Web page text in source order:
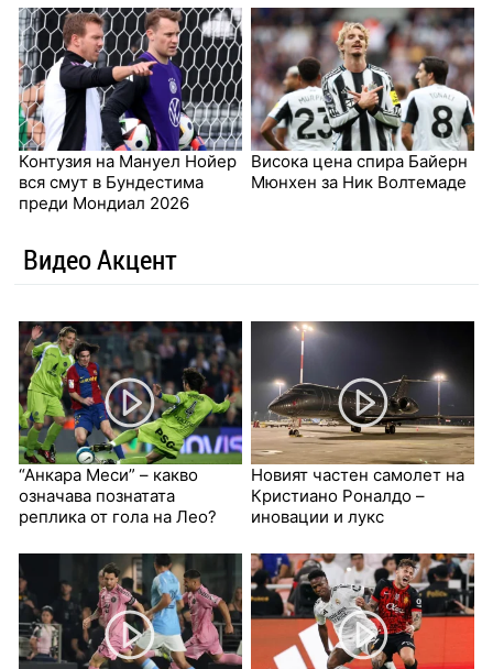
Контузия на Мануел Нойер
вся смут в Бундестима
преди Мондиал 2026
Висока цена спира Байерн
Мюнхен за Ник Волтемаде
Видео Акцент
“Анкара Меси” – какво
означава познатата
реплика от гола на Лео?
Новият частен самолет на
Кристиано Роналдо –
иновации и лукс